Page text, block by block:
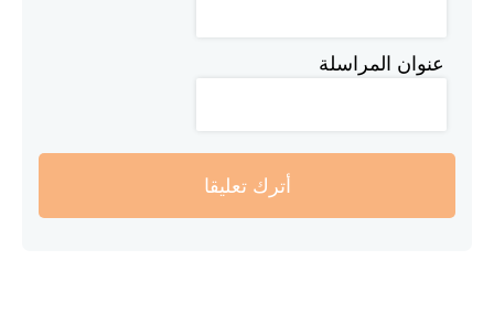
عنوان المراسلة
أترك تعليقا